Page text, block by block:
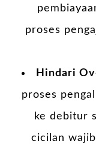
proses
Hindari
proses
ke debitur
cicilan